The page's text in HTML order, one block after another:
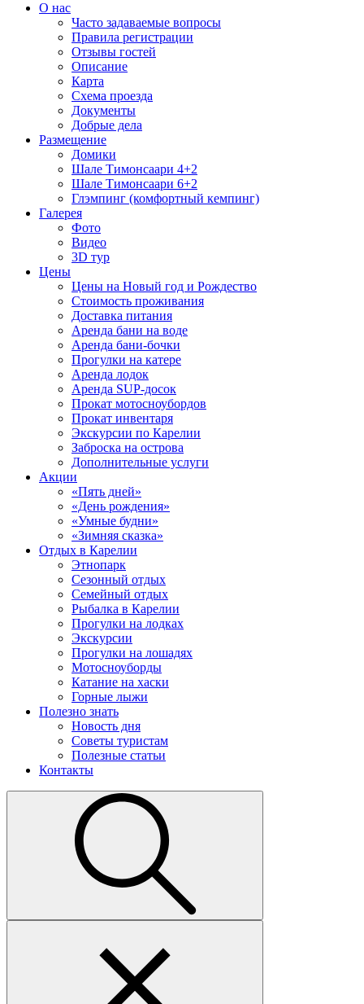
О нас
Часто задаваемые вопросы
Правила регистрации
Отзывы гостей
Описание
Карта
Схема проезда
Документы
Добрые дела
Размещение
Домики
Шале Тимонсаари 4+2
Шале Тимонсаари 6+2
Глэмпинг (комфортный кемпинг)
Галерея
Фото
Видео
3D тур
Цены
Цены на Новый год и Рождество
Стоимость проживания
Доставка питания
Аренда бани на воде
Аренда бани-бочки
Прогулки на катере
Аренда лодок
Аренда SUP-досок
Прокат мотосноубордов
Прокат инвентаря
Экскурсии по Карелии
Заброска на острова
Дополнительные услуги
Акции
«Пять дней»
«День рождения»
«Умные будни»
«Зимняя сказка»
Отдых в Карелии
Этнопарк
Сезонный отдых
Семейный отдых
Рыбалка в Карелии
Прогулки на лодках
Экскурсии
Прогулки на лошадях
Мотосноуборды
Катание на хаски
Горные лыжи
Полезно знать
Новость дня
Советы туристам
Полезные статьи
Контакты